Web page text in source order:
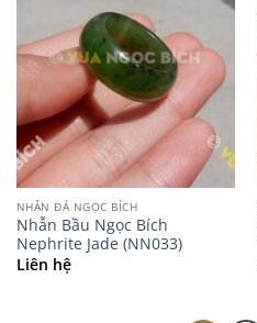
NHẪN ĐÁ NGỌC BÍCH
Nhẫn Bầu Ngọc Bích
Nephrite Jade (NN033)
Liên hệ